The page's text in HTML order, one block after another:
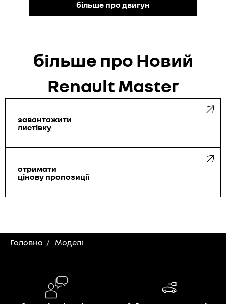
більше про двигун
більше про Новий
Renault Master
завантажити
листівку
отримати
цінову пропозиції
Головна Моделі